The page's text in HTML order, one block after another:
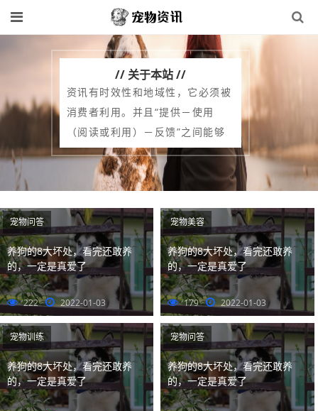
// 关于本站 //
资讯有时效性和地域性，它必须被
消费者利用。并且“提供－使用
（阅读或利用）－反馈”之间能够
形成一个长期稳定的消费链，具有
这些特点的消息才可以称之为资
讯。资讯和新闻的区别在于：新闻
是一种资讯。资讯是一种信息，涵
盖的不只是新闻，还可以包括其他
媒介。如亲临专家讲座等等；新闻
的目标受众相对宽泛，没有严格的
受众划分，学语言的人可以去阅读
科技新闻。学技术的也完全可以去
阅读···
宠物问答
养狗的8大坏处，看完还敢养
的，一定是真爱了
222 2022-01-03
宠物美容
养狗的8大坏处，看完还敢养
的，一定是真爱了
179 2022-01-03
宠物训练
养狗的8大坏处，看完还敢养
的，一定是真爱了
宠物问答
养狗的8大坏处，看完还敢养
的，一定是真爱了